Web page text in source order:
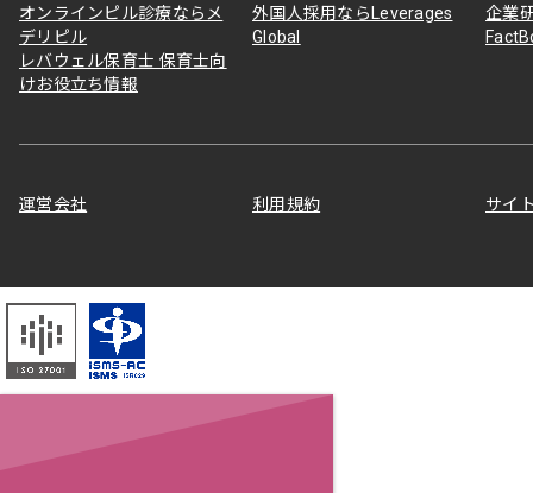
オンラインピル診療ならメ
デリピル
外国人採用ならLeverages
Global
企業
レバウェル保育士 保育士向
けお役立ち情報
運営会社 利用規約 サイ